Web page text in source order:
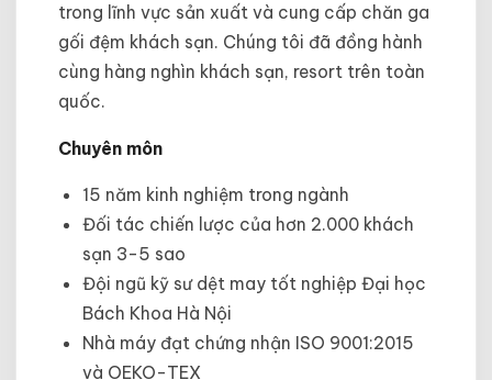
trong lĩnh vực sản xuất và cung cấp chăn ga
gối đệm khách sạn. Chúng tôi đã đồng hành
cùng hàng nghìn khách sạn, resort trên toàn
quốc.
Chuyên môn
15 năm kinh nghiệm trong ngành
Đối tác chiến lược của hơn 2.000 khách
sạn 3-5 sao
Đội ngũ kỹ sư dệt may tốt nghiệp Đại học
Bách Khoa Hà Nội
Nhà máy đạt chứng nhận ISO 9001:2015
và OEKO-TEX